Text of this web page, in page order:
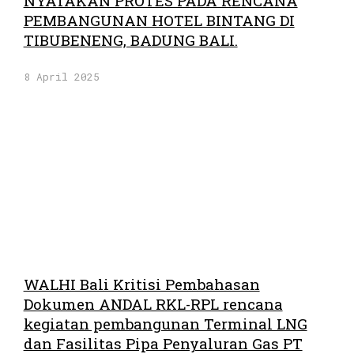
PEMBANGUNAN HOTEL BINTANG DI
TIBUBENENG, BADUNG BALI.
8 April 2025
WALHI Bali Kritisi Pembahasan
Dokumen ANDAL RKL-RPL rencana
kegiatan pembangunan Terminal LNG
dan Fasilitas Pipa Penyaluran Gas PT